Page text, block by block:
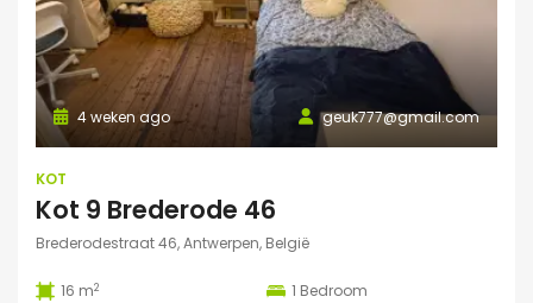
geuk777@gmail.com
4 weken ago
KOT
Kot 9 Brederode 46
Brederodestraat 46, Antwerpen, België
16 m2 1 Bedroom